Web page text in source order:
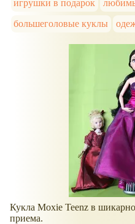
игрушки в подарок
большеголовые куклы
Кукла Moxie Teenz в
приема.